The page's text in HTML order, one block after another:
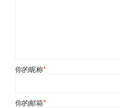
你的昵称*
你的邮箱*